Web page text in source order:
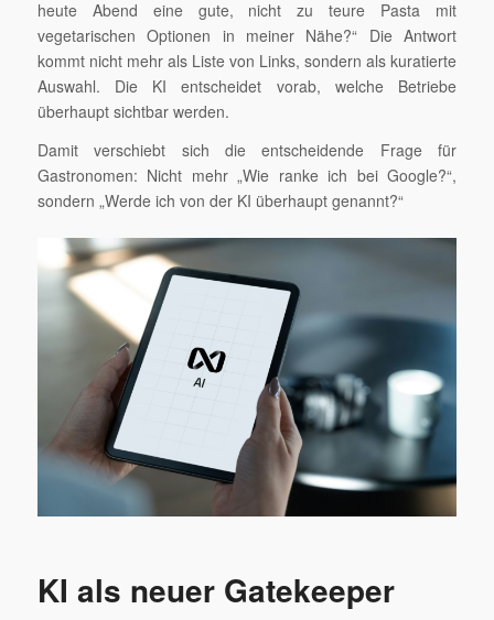
heute Abend eine gute, nicht zu teure Pasta mit
vegetarischen Optionen in meiner Nähe?“ Die Antwort
kommt nicht mehr als Liste von Links, sondern als kuratierte
Auswahl. Die KI entscheidet vorab, welche Betriebe
überhaupt sichtbar werden.
Damit verschiebt sich die entscheidende Frage für
Gastronomen: Nicht mehr „Wie ranke ich bei Google?“,
sondern „Werde ich von der KI überhaupt genannt?“
KI als neuer Gatekeeper